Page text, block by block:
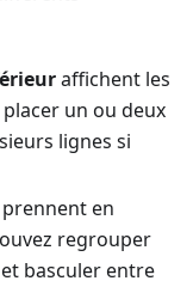
affichent les
un ou deux
lignes si
prennent en
regrouper
basculer entre